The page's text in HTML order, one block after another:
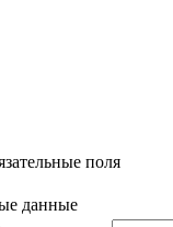
поля
данные